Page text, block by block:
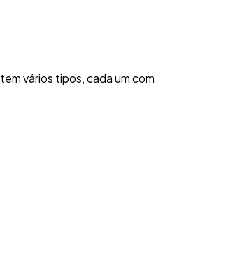
vários tipos, cada um com